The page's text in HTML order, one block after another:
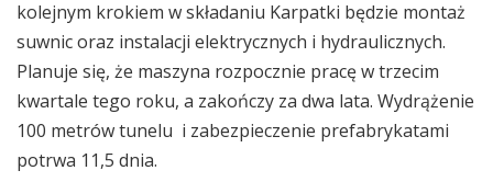
kolejnym krokiem w składaniu Karpatki będzie montaż
suwnic oraz instalacji elektrycznych i hydraulicznych.
Planuje się, że maszyna rozpocznie pracę w trzecim
kwartale tego roku, a zakończy za dwa lata. Wydrążenie
100 metrów tunelu i zabezpieczenie prefabrykatami
potrwa 11,5 dnia.